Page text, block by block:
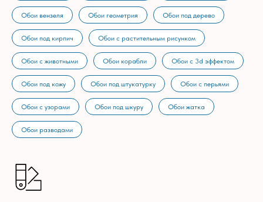
Обои вензеля Обои геометрия Обои под дерево
Обои под кирпич Обои с растительным рисунком
Обои с животными Обои корабли Обои с 3d эффектом
Обои под кожу Обои под штукатурку Обои с перьями
Обои с узорами Обои под шкуру Обои жатка
Обои разводами